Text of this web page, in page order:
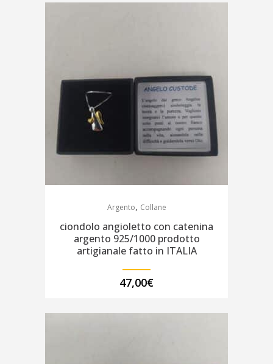
Argento, Collane
ciondolo angioletto con catenina
argento 925/1000 prodotto
artigianale fatto in ITALIA
47,00€